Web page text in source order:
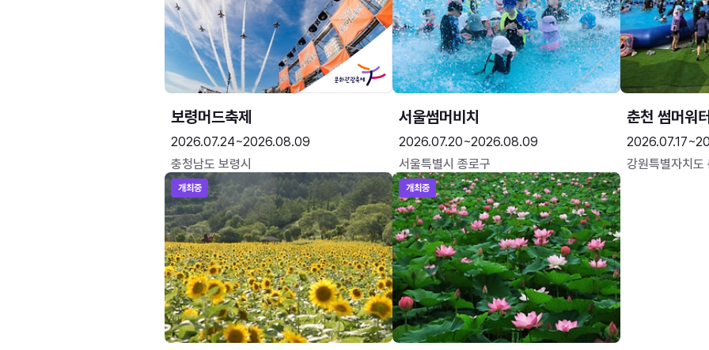
보령머드축제
2026.07.24~2026.08.09
충청남도 보령시
서울썸머비치
2026.07.20~2026.08.09
서울특별시 종로구
춘천 썸머워
강원특별자치도
개최중 개최중